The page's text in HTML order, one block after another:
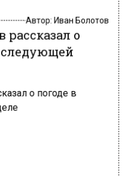
Автор:Иван Болотов
о
следующей